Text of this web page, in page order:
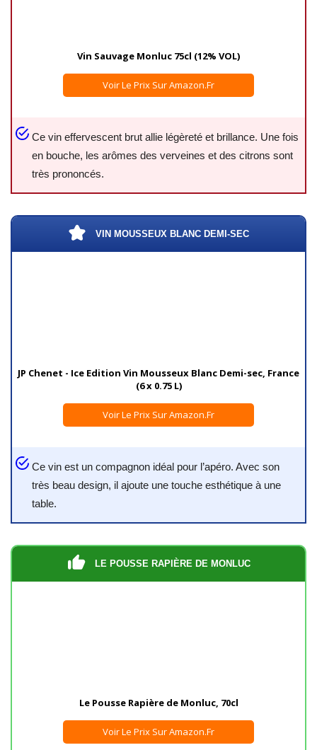
Vin Sauvage Monluc 75cl (12% VOL)
Voir Le Prix Sur Amazon.fr
Ce vin effervescent brut allie légèreté et brillance. Une fois
en bouche, les arômes des verveines et des citrons sont
très prononcés.
VIN MOUSSEUX BLANC DEMI-SEC
JP Chenet - Ice Edition Vin Mousseux Blanc Demi-sec, France
(6 x 0.75 L)
Voir Le Prix Sur Amazon.fr
Ce vin est un compagnon idéal pour l’apéro. Avec son
très beau design, il ajoute une touche esthétique à une
table.
LE POUSSE RAPIÈRE DE MONLUC
Le Pousse Rapière de Monluc, 70cl
Voir Le Prix Sur Amazon.fr